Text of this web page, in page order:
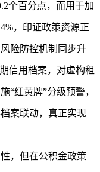
个百分点，而用于加
，印证政策资源正
险防控机制同步升
信用档案，对虚构租
“红黄牌”分级预警，
案联动，真正实现
，但在公积金政策